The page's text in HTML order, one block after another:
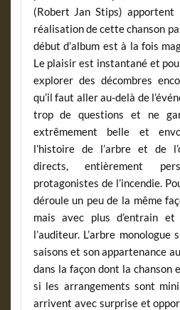
(Robert Jan Stips)
réalisation de cette chanson
début d’album est à la fois
Le plaisir est instantané et
explorer des décombres
qu’il faut aller au-delà de
trop de questions et ne
extrêmement belle et
l’histoire de l’arbre et de
directs, entièrement
protagonistes de l’incendie.
déroule un peu de la même
mais avec plus d’entrain et
l’auditeur. L’arbre
saisons et son appartenance
dans la façon dont la chanson
si les arrangements sont
arrivent avec surprise et